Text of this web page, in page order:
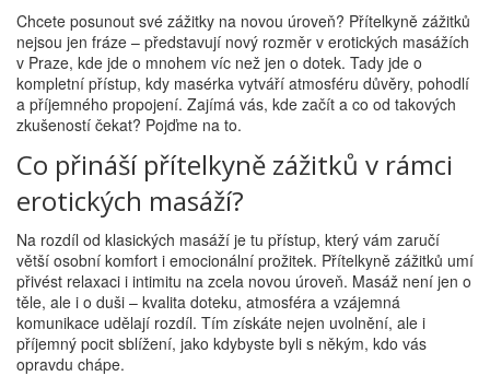
Chcete posunout své zážitky na novou úroveň? Přítelkyně zážitků
nejsou jen fráze – představují nový rozměr v erotických masážích
v Praze, kde jde o mnohem víc než jen o dotek. Tady jde o
kompletní přístup, kdy masérka vytváří atmosféru důvěry, pohodlí
a příjemného propojení. Zajímá vás, kde začít a co od takových
zkušeností čekat? Pojďme na to.
Co přináší přítelkyně zážitků v rámci
erotických masáží?
Na rozdíl od klasických masáží je tu přístup, který vám zaručí
větší osobní komfort i emocionální prožitek. Přítelkyně zážitků umí
přivést relaxaci i intimitu na zcela novou úroveň. Masáž není jen o
těle, ale i o duši – kvalita doteku, atmosféra a vzájemná
komunikace udělají rozdíl. Tím získáte nejen uvolnění, ale i
příjemný pocit sblížení, jako kdybyste byli s někým, kdo vás
opravdu chápe.